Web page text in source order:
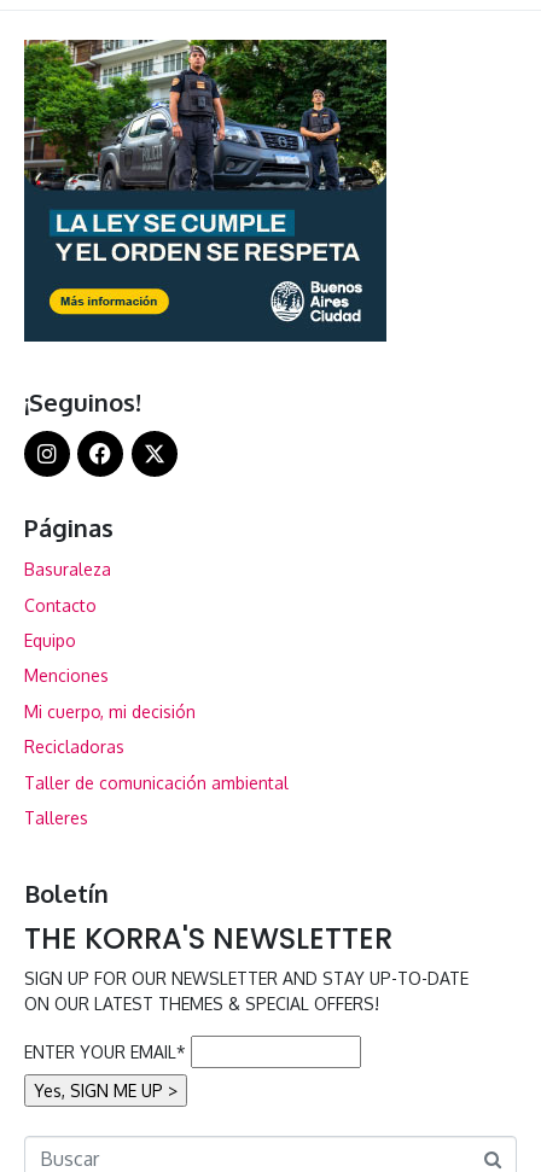
¡Seguinos!
Páginas
Basuraleza
Contacto
Equipo
Menciones
Mi cuerpo, mi decisión
Recicladoras
Taller de comunicación ambiental
Talleres
Boletín
THE KORRA'S NEWSLETTER
SIGN UP FOR OUR NEWSLETTER AND STAY UP-TO-DATE
ON OUR LATEST THEMES & SPECIAL OFFERS!
ENTER YOUR EMAIL*